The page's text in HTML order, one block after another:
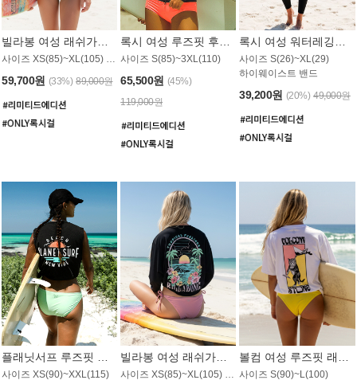
59,700원 (33%) 89,000원
사이즈 S(85)~3XL(110)
65,500원 (45%)
119,000원
사이즈 S(26)~XL(29)
하이웨이스트 밴드
39,200원 (20%) 49,000원
사이즈 XS(90)~XXL(115) 사이즈 XS(85)~XL(105) / 오버핏 사이즈 S(90)~L(100)